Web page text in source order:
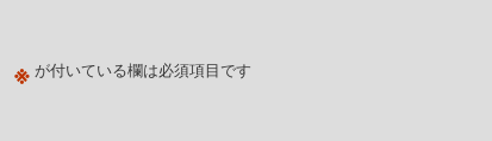
※ が付いている欄は必須項目です